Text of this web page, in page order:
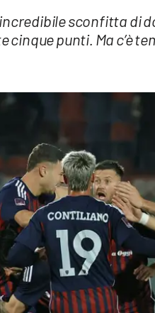
sconfitta di
punti. Ma c’è